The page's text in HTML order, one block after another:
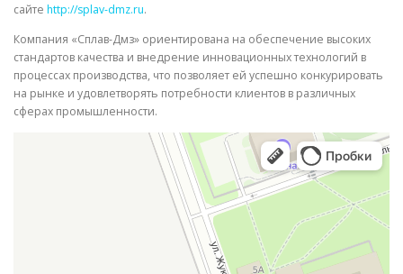
сайте http://splav-dmz.ru.
Компания «Сплав-Дмз» ориентирована на обеспечение высоких
стандартов качества и внедрение инновационных технологий в
процессах производства, что позволяет ей успешно конкурировать
на рынке и удовлетворять потребности клиентов в различных
сферах промышленности.